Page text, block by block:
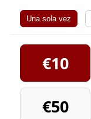
Una sola vez
€10
€50